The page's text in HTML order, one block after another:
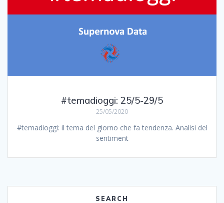
#temadioggi: 25/5-29/5
25/05/2020
#temadioggi: il tema del giorno che fa tendenza. Analisi del
sentiment
SEARCH